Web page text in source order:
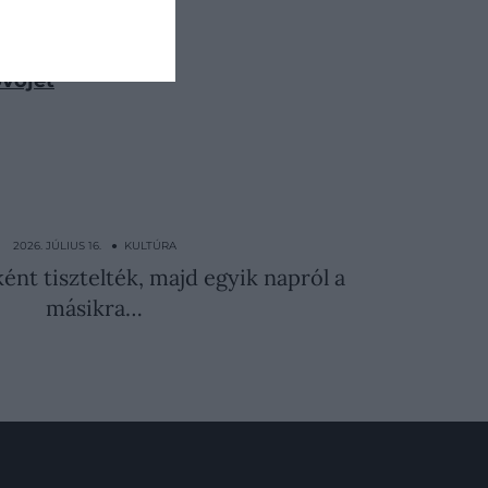
2026. JÚLIUS 16. ● KULTÚRA
tisztelték, majd egyik napról a
másikra…